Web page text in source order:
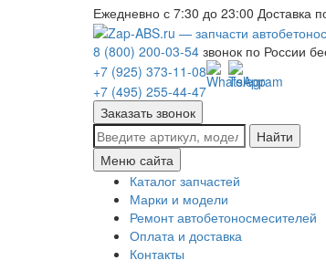
Ежедневно с 7:30 до 23:00 Доставка
8 (800) 200-03-54 звонок по России
+7 (925) 373-11-08
+7 (495) 255-44-47
Заказать звонок
Найти
Меню сайта
Каталог запчастей
Марки и модели
Ремонт автобетоносмесителей
Оплата и доставка
Контакты